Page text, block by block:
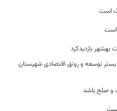
است
بهشهر بازدیدکرد
بستر توسعه و رونق اقتصادی شهرستان
و صلح باشد